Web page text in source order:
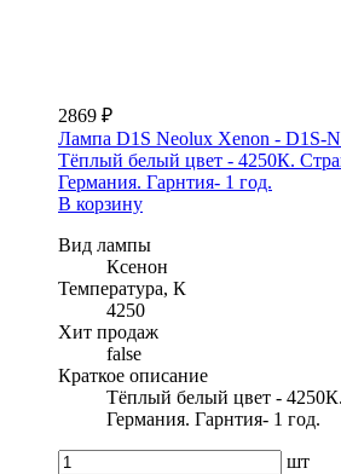
2869 ₽
Лампа D1S Neolux Xenon - D1S-
Тёплый белый цвет - 4250К.
Германия. Гарнтия- 1 год.
В корзину
Вид лампы
Ксенон
Температура, К
4250
Хит продаж
false
Краткое описание
Тёплый белый цвет -
Германия. Гарнтия- 1 год.
шт